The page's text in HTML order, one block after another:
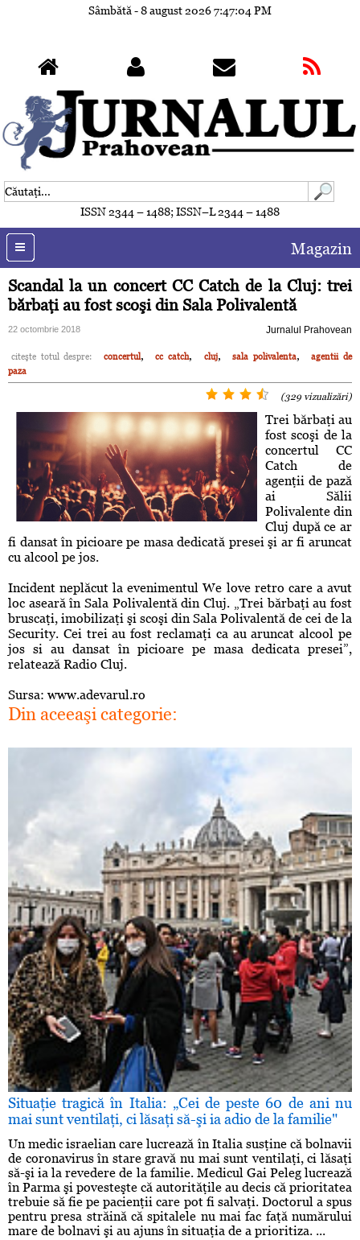
Sâmbătă - 8 august 20267:47:07 PM
ISSN 2344 – 1488; ISSN–L 2344 – 1488
Magazin
Scandal la un concert CC Catch de la Cluj: trei
bărbaţi au fost scoşi din Sala Polivalentă
22 octombrie 2018 Jurnalul Prahovean
citeşte totul despre: concertul, cc catch, cluj, sala polivalenta,
agentii de
paza
(329 vizualizări)
Trei bărbaţi au
fost scoşi de la
concertul CC
Catch de
agenţii de pază
ai Sălii
Polivalente din
Cluj după ce ar
fi dansat în picioare pe masa dedicată presei şi ar fi aruncat
cu alcool pe jos.
Incident neplăcut la evenimentul We love retro care a avut
loc aseară în Sala Polivalentă din Cluj. „Trei bărbaţi au fost
bruscaţi, imobilizaţi şi scoşi din Sala Polivalentă de cei de la
Security. Cei trei au fost reclamaţi ca au aruncat alcool pe
jos si au dansat în picioare pe masa dedicata presei”,
relatează Radio Cluj.
Sursa: www.adevarul.ro
Din aceeaşi categorie:
Situaţie tragică în Italia: „Cei de peste 60 de ani nu
mai sunt ventilaţi, ci lăsaţi să-şi ia adio de la familie"
Un medic israelian care lucrează în Italia susţine că bolnavii
de coronavirus în stare gravă nu mai sunt ventilaţi, ci lăsaţi
să-şi ia la revedere de la familie. Medicul Gai Peleg lucrează
în Parma şi povesteşte că autorităţile au decis că prioritatea
trebuie să fie pe pacienţii care pot fi salvaţi. Doctorul a spus
pentru presa străină că spitalele nu mai fac faţă numărului
mare de bolnavi şi au ajuns în situaţia de a prioritiza. ...